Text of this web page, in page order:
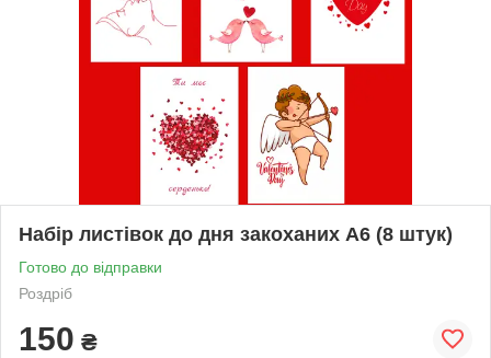
Набір листівок до дня закоханих А6 (8 штук)
Готово до відправки
Роздріб
150 ₴